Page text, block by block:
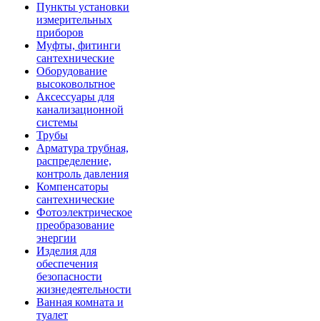
Пункты установки
измерительных
приборов
Муфты, фитинги
сантехнические
Оборудование
высоковольтное
Аксессуары для
канализационной
системы
Трубы
Арматура трубная,
распределение,
контроль давления
Компенсаторы
сантехнические
Фотоэлектрическое
преобразование
энергии
Изделия для
обеспечения
безопасности
жизнедеятельности
Ванная комната и
туалет